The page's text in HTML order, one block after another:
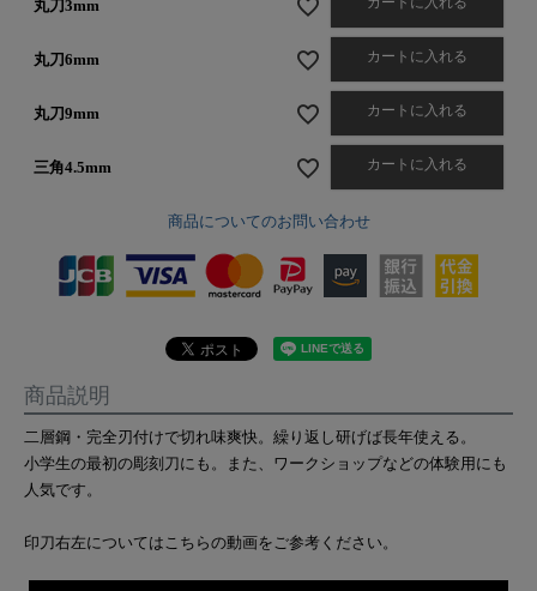
丸刀3mm
丸刀6mm カートに入れる
丸刀9mm カートに入れる
三角4.5mm カートに入れる
商品についてのお問い合わせ
商品説明
二層鋼・完全刃付けで切れ味爽快。繰り返し研げば長年使える。
小学生の最初の彫刻刀にも。また、ワークショップなどの体験用にも
人気です。
印刀右左についてはこちらの動画をご参考ください。